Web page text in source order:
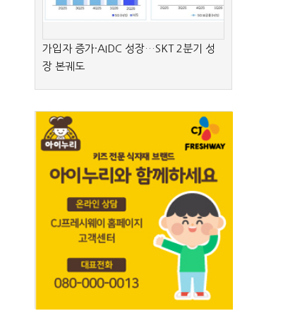
가입자 증가·AIDC 성장…SKT 2분기 성
장 본궤도